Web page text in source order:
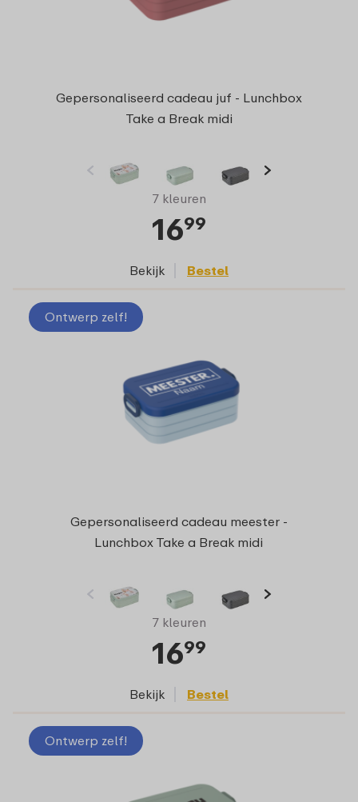
Gepersonaliseerd cadeau juf - Lunchbox
Take a Break midi
7 kleuren
1699
Bekijk Bestel
Ontwerp zelf!
Gepersonaliseerd cadeau meester -
Lunchbox Take a Break midi
7 kleuren
1699
Bekijk Bestel
Ontwerp zelf!